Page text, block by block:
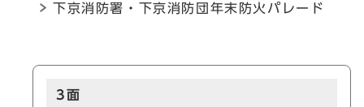
下京消防署・下京消防団年末防火パレード
3面